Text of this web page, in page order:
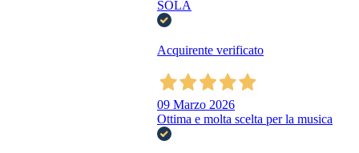
SOLA
Acquirente verificato
09 Marzo 2026
Ottima e molta scelta per la musica